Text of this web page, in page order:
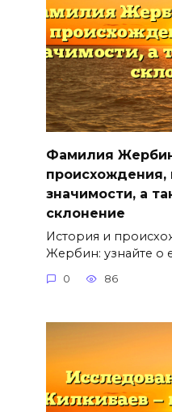
Фамилия
происхождения,
значимости, а
склонение
История и
Жербин: узнайте о
0 86